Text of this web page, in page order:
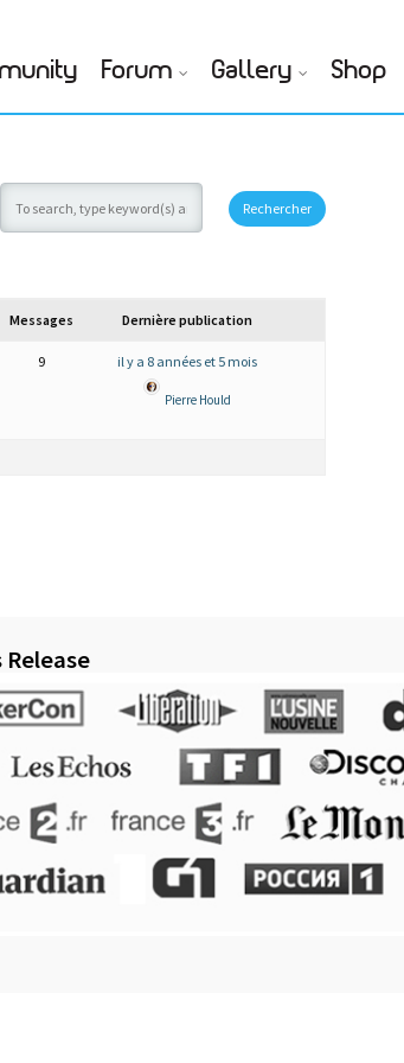
Forum Gallery Shop
Messages Dernière publication
9 il y a 8 années et 5 mois
Pierre Hould
Release